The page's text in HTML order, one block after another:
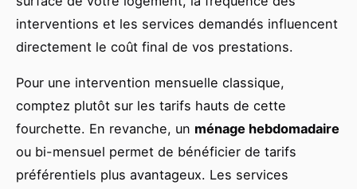
interventions et les services demandés influencent
directement le coût final de vos prestations.
Pour une intervention mensuelle classique,
comptez plutôt sur les tarifs hauts de cette
fourchette. En revanche, un ménage hebdomadaire
ou bi-mensuel permet de bénéficier de tarifs
préférentiels plus avantageux. Les services